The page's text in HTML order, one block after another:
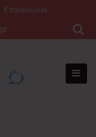
Επικοινωνία